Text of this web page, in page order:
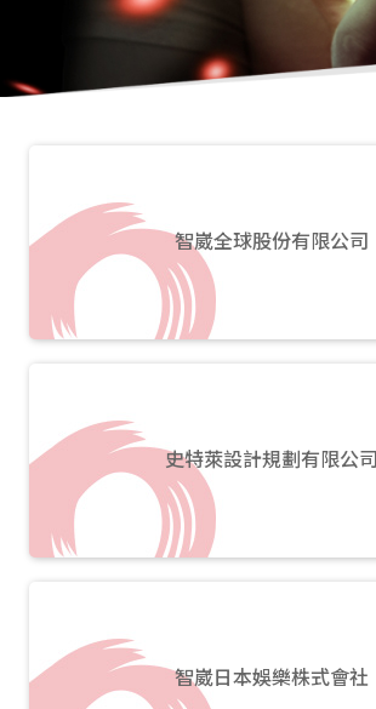
智崴全球股份有限公司
史特萊設計規劃有限公司
智崴日本娛樂株式會社